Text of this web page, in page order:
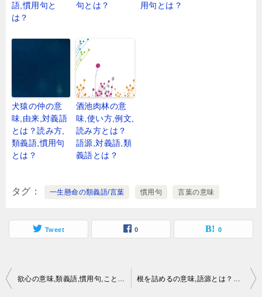
語,慣用句と
は？
句とは？
用句とは？
犬猿の仲の意
味,由来,対義語
とは？読み方,
類義語,慣用句
とは？
酒池肉林の意
味,使い方,例文,
読み方とは？
語源,対義語,類
義語とは？
タグ 一生懸命の類義語/言葉 慣用句 言葉の意味
Tweet 0 0
投
欲心の意味,類義語,慣用句,ことわざとは？ 根を詰めるの意味,語源とは？類義語,慣用句,ことわざとは？